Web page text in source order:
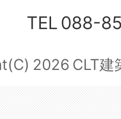
TEL 088-
2026 CLT建